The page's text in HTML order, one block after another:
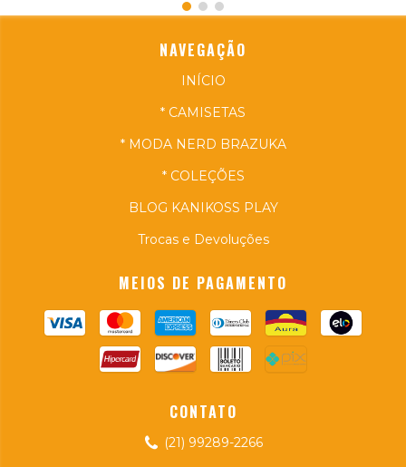
NAVEGAÇÃO
INÍCIO
* CAMISETAS
* MODA NERD BRAZUKA
* COLEÇÕES
BLOG KANIKOSS PLAY
Trocas e Devoluções
MEIOS DE PAGAMENTO
CONTATO
(21) 99289-2266